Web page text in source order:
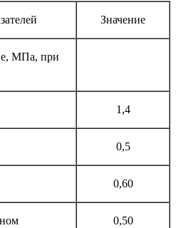
Значение
МПа, при
1,4
0,5
0,60
0,50